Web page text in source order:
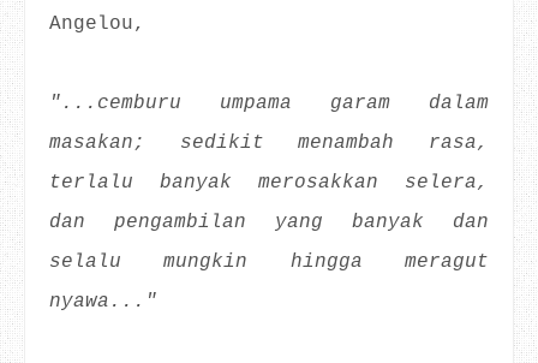
Angelou,
"...cemburu umpama garam dalam
masakan; sedikit menambah rasa,
terlalu banyak merosakkan selera,
dan pengambilan yang banyak dan
selalu mungkin hingga meragut
nyawa..."